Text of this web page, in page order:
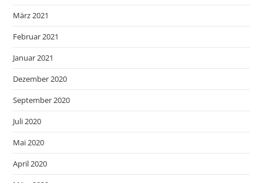
März 2021
Februar 2021
Januar 2021
Dezember 2020
September 2020
Juli 2020
Mai 2020
April 2020